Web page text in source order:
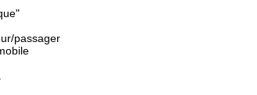
passager